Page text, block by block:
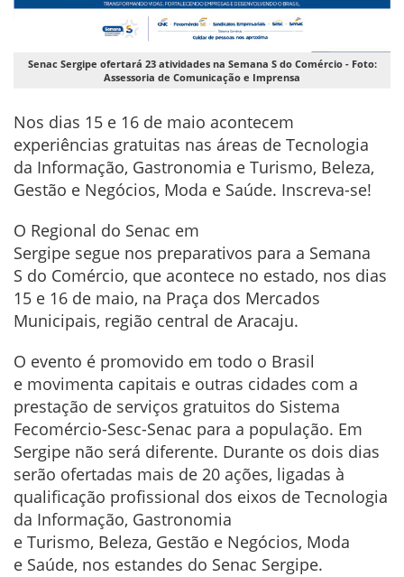
Senac Sergipe ofertará 23 atividades na Semana S do Comércio - Foto:
Assessoria de Comunicação e Imprensa
Nos dias 15 e 16 de maio acontecem
experiências gratuitas nas áreas de Tecnologia
da Informação, Gastronomia e Turismo, Beleza,
Gestão e Negócios, Moda e Saúde. Inscreva-se!
O Regional do Senac em
Sergipe segue nos preparativos para a Semana
S do Comércio, que acontece no estado, nos dias
15 e 16 de maio, na Praça dos Mercados
Municipais, região central de Aracaju.
O evento é promovido em todo o Brasil
e movimenta capitais e outras cidades com a
prestação de serviços gratuitos do Sistema
Fecomércio-Sesc-Senac para a população. Em
Sergipe não será diferente. Durante os dois dias
serão ofertadas mais de 20 ações, ligadas à
qualificação profissional dos eixos de Tecnologia
da Informação, Gastronomia
e Turismo, Beleza, Gestão e Negócios, Moda
e Saúde, nos estandes do Senac Sergipe.